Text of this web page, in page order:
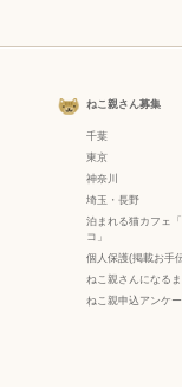
ねこ親さん募集
千葉
東京
神奈川
埼玉・長野
泊まれる猫カフェ
コ」
個人保護(掲載お手
ねこ親さんになる
ねこ親申込アンケ